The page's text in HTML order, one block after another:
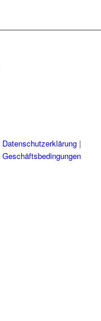
Datenschutzerklärung |
Geschäftsbedingungen